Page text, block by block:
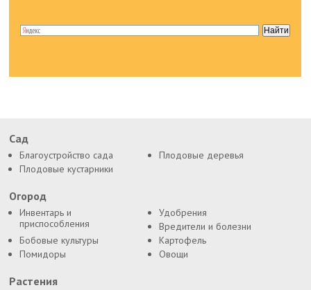
Сад
Благоустройство сада
Плодовые деревья
Плодовые кустарники
Огород
Инвентарь и
приспособления
Удобрения
Вредители и болезни
Бобовые культуры
Картофель
Помидоры
Овощи
Растения